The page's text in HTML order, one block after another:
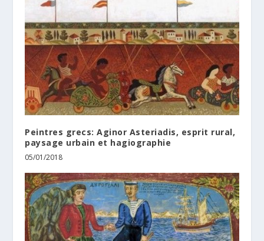
Peintres grecs: Aginor Asteriadis, esprit rural,
paysage urbain et hagiographie
05/01/2018